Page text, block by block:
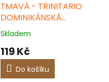
TMAVÁ - TRINITARIO
DOMINIKÁNSKÁ
REPUBLIKA 70 %
Skladem
119 Kč
Do košíku